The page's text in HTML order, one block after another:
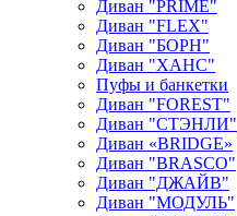
Диван "PRIME"
Диван "FLEX"
Диван "БОРН"
Диван "ХАНС"
Пуфы и банкетки
Диван "FOREST"
Диван "СТЭНЛИ"
Диван «BRIDGE»
Диван "BRASCO"
Диван "ДЖАЙВ"
Диван "МОДУЛЬ"